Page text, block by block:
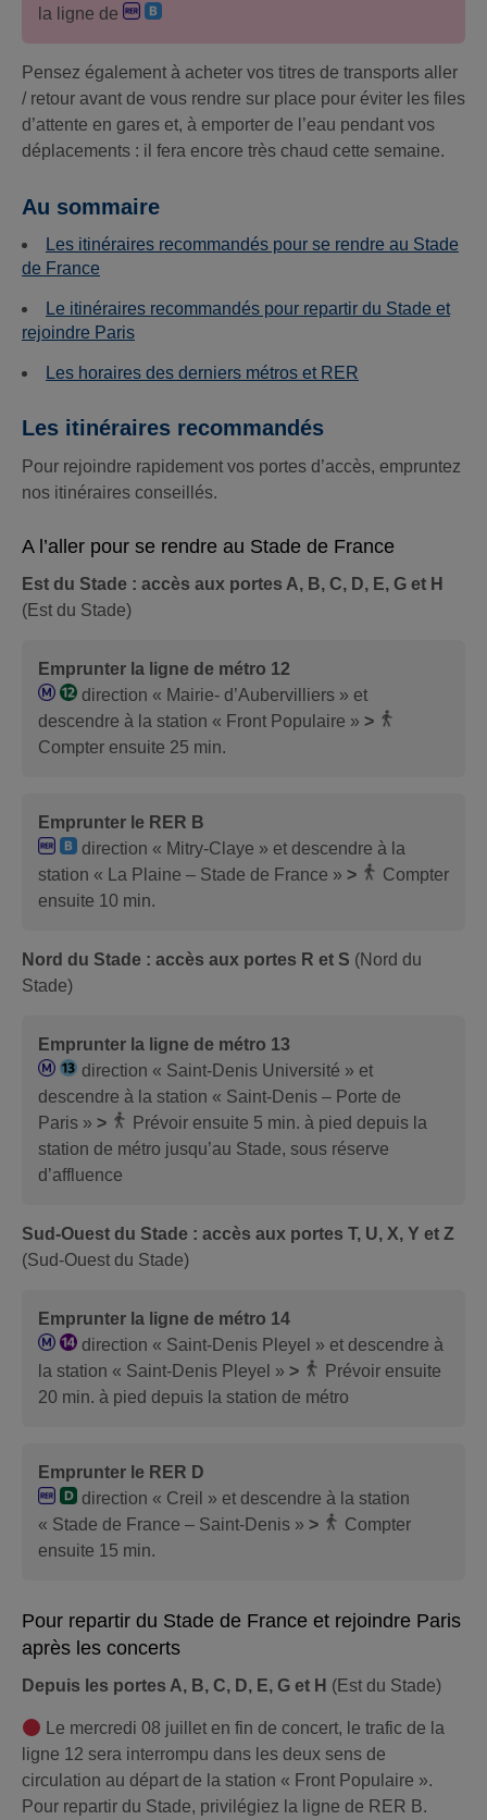
la ligne de
Pensez également à acheter vos titres de transports aller
/ retour avant de vous rendre sur place pour éviter les files
d’attente en gares et, à emporter de l’eau pendant vos
déplacements : il fera encore très chaud cette semaine.
Au sommaire
Les itinéraires recommandés pour se rendre au Stade
de France
Le itinéraires recommandés pour repartir du Stade et
rejoindre Paris
Les horaires des derniers métros et RER
Les itinéraires recommandés
Pour rejoindre rapidement vos portes d’accès, empruntez
nos itinéraires conseillés.
A l’aller pour se rendre au Stade de France
Est du Stade : accès aux portes A, B, C, D, E, G et H
(Est du Stade)
Emprunter la ligne de métro 12
direction « Mairie- d’Aubervilliers » et
descendre à la station « Front Populaire » >
Compter ensuite 25 min.
Emprunter le RER B
direction « Mitry-Claye » et descendre à la
station « La Plaine – Stade de France » >
Compter
ensuite 10 min.
Nord du Stade : accès aux portes R et S (Nord du
Stade)
Emprunter la ligne de métro 13
direction « Saint-Denis Université » et
descendre à la station « Saint-Denis – Porte de
Paris » >
Prévoir ensuite 5 min. à pied depuis la
station de métro jusqu’au Stade, sous réserve
d’affluence
Sud-Ouest du Stade : accès aux portes T, U, X, Y et Z
(Sud-Ouest du Stade)
Emprunter la ligne de métro 14
direction « Saint-Denis Pleyel » et descendre à
la station « Saint-Denis Pleyel » >
Prévoir ensuite
20 min. à pied depuis la station de métro
Emprunter le RER D
direction « Creil » et descendre à la station
« Stade de France – Saint-Denis » >
Compter
ensuite 15 min.
Pour repartir du Stade de France et rejoindre Paris
après les concerts
Depuis les portes A, B, C, D, E, G et H (Est du Stade)
Le mercredi 08 juillet en fin de concert, le trafic de la
ligne 12 sera interrompu dans les deux sens de
circulation au départ de la station « Front Populaire ».
Pour repartir du Stade, privilégiez la ligne de RER B.